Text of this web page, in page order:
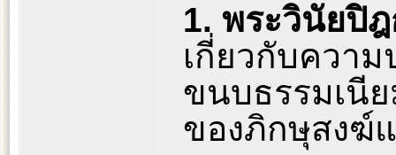
1. พระวินัยปิ
เกี่ยวกับควา
ขนบธรรมเนี
ของภิกษุสงฆ์